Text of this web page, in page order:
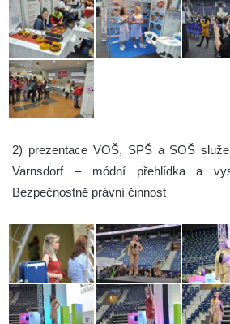
2) prezentace VOŠ, SPŠ a SOŠ
Varnsdorf – módní přehlídka a
Bezpečnostně právní činnost